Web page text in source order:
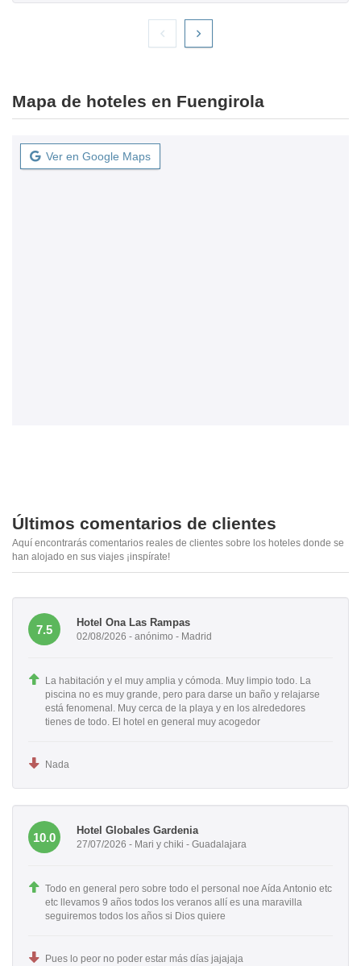
Mapa de hoteles en Fuengirola
Ver en Google Maps
Últimos comentarios de clientes
Aquí encontrarás comentarios reales de clientes sobre los hoteles donde se
han alojado en sus viajes ¡inspírate!
7.5
Hotel Ona Las Rampas
02/08/2026 - anónimo - Madrid
La habitación y el muy amplia y cómoda. Muy limpio todo. La
piscina no es muy grande, pero para darse un baño y relajarse
está fenomenal. Muy cerca de la playa y en los alrededores
tienes de todo. El hotel en general muy acogedor
Nada
10.0
Hotel Globales Gardenia
27/07/2026 - Mari y chiki - Guadalajara
Todo en general pero sobre todo el personal noe Aída Antonio etc
etc llevamos 9 años todos los veranos allí es una maravilla
seguiremos todos los años si Dios quiere
Pues lo peor no poder estar más días jajajaja